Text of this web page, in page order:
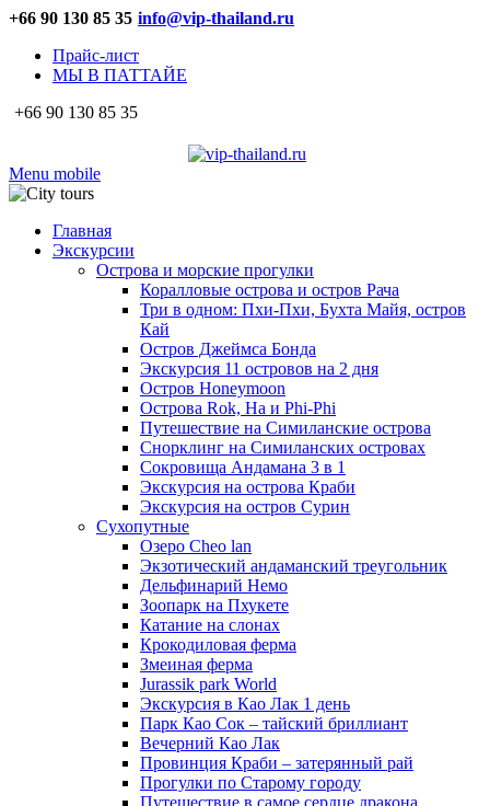
+66 90 130 85 35 info@vip-thailand.ru
Прайс-лист
МЫ В ПАТТАЙЕ
+66 90 130 85 35
Menu mobile
Главная
Экскурсии
Острова и морские прогулки
Коралловые острова и остров Рача
Три в одном: Пхи-Пхи, Бухта Майя, остров
Кай
Остров Джеймса Бонда
Экскурсия 11 островов на 2 дня
Остров Honeymoon
Острова Rok, Ha и Phi-Phi
Путешествие на Симиланские острова
Снорклинг на Симиланских островах
Сокровища Андамана 3 в 1
Экскурсия на острова Краби
Экскурсия на остров Сурин
Сухопутные
Озеро Cheo lan
Экзотический андаманский треугольник
Дельфинарий Немо
Зоопарк на Пхукете
Катание на слонах
Крокодиловая ферма
Змеиная ферма
Jurassik park World
Экскурсия в Као Лак 1 день
Парк Као Сок – тайский бриллиант
Вечерний Као Лак
Провинция Краби – затерянный рай
Прогулки по Старому городу
Путешествие в самое сердце дракона